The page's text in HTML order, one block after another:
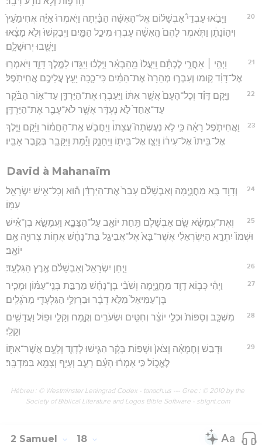
20
וַיָּבֹ֣אוּ עַבְדֵי֩ אַבְשָׁל֨וֹם אֶֽל־הָאִשָּׁ֜ה הַבַּ֗יְתָה וַיֹּֽאמְרוּ֙ אַיֵּ֗ה אֲחִימַ֙עַץ֙
וִיה֣וֹנָתָ֔ן וַתֹּ֤אמֶר לָהֶם֙ הָֽאִשָּׁ֔ה עָבְר֖וּ מִיכַ֣ל הַמָּ֑יִם וַיְבַקְשׁוּ֙ וְלֹ֣א מָצָ֔אוּ
וַיָּשֻׁ֖בוּ יְרוּשָׁלִָֽם׃
21
וַיְהִ֣י ׀ אַחֲרֵ֣י לֶכְתָּ֗ם וַֽיַּעֲלוּ֙ מֵֽהַבְּאֵ֔ר וַיֵּ֣לְכ֔וּ וַיַּגִּ֖דוּ לַמֶּ֣לֶךְ דָּוִ֑ד וַיֹּאמְר֣וּ
אֶל־דָּוִ֗ד ק֣וּמוּ וְעִבְר֤וּ מְהֵרָה֙ אֶת־הַמַּ֔יִם כִּי־כָ֛כָה יָעַ֥ץ עֲלֵיכֶ֖ם אֲחִיתֹֽפֶל׃
22
וַיָּ֣קָם דָּוִ֗ד וְכָל־הָעָם֙ אֲשֶׁ֣ר אִתּ֔וֹ וַיַּעַבְר֖וּ אֶת־הַיַּרְדֵּ֑ן עַד־א֣וֹר הַבֹּ֗קֶר
עַד־אַחַד֙ לֹ֣א נֶעְדָּ֔ר אֲשֶׁ֥ר לֹא־עָבַ֖ר אֶת־הַיַּרְדֵּֽן׃
23
וַאֲחִיתֹ֣פֶל רָאָ֗ה כִּ֣י לֹ֣א נֶעֶשְׂתָה֮ עֲצָתוֹ֒ וַיַּחֲבֹ֣שׁ אֶֽת־הַחֲמ֗וֹר וַיָּ֜קָם וַיֵּ֤לֶךְ
אֶל־בֵּיתוֹ֙ אֶל־עִיר֔וֹ וַיְצַ֥ו אֶל־בֵּית֖וֹ וַיֵּחָנַ֑ק וַיָּ֕מָת וַיִּקָּבֵ֖ר בְּקֶ֥בֶר אָבִֽיו׃
David à Mahanaïm
24
וְדָוִ֖ד בָּ֣א מַחֲנָ֑יְמָה וְאַבְשָׁלֹ֗ם עָבַר֙ אֶת־הַיַּרְדֵּ֔ן ה֕וּא וְכָל־אִ֥ישׁ יִשְׂרָאֵ֖ל
עִמּֽוֹ׃
25
וְאֶת־עֲמָשָׂ֗א שָׂ֧ם אַבְשָׁלֹ֛ם תַּ֥חַת יוֹאָ֖ב עַל־הַצָּבָ֑א וַעֲמָשָׂ֣א בֶן־אִ֗ישׁ
וּשְׁמוֹ֙ יִתְרָ֣א הַיִּשְׂרְאֵלִ֔י אֲשֶׁר־בָּא֙ אֶל־אֲבִיגַ֣ל בַּת־נָחָ֔שׁ אֲח֥וֹת צְרוּיָ֖ה אֵ֥ם
יוֹאָֽב׃
26 וַיִּ֤חַן יִשְׂרָאֵל֙ וְאַבְשָׁלֹ֔ם אֶ֖רֶץ הַגִּלְעָֽד׃
27
וַיְהִ֕י כְּב֥וֹא דָוִ֖ד מַחֲנָ֑יְמָה וְשֹׁבִ֨י בֶן־נָחָ֜שׁ מֵרַבַּ֣ת בְּנֵֽי־עַמּ֗וֹן וּמָכִ֤יר
בֶּן־עַמִּיאֵל֙ מִלֹּ֣א דְבָ֔ר וּבַרְזִלַּ֥י הַגִּלְעָדִ֖י מֵרֹגְלִֽים׃
28
מִשְׁכָּ֤ב וְסַפּוֹת֙ וּכְלִ֣י יוֹצֵ֔ר וְחִטִּ֥ים וּשְׂעֹרִ֖ים וְקֶ֣מַח וְקָלִ֑י וּפ֥וֹל וַעֲדָשִׁ֖ים
וְקָלִֽי׃
29
וּדְבַ֣שׁ וְחֶמְאָ֗ה וְצֹאן֙ וּשְׁפ֣וֹת בָּקָ֔ר הִגִּ֧ישׁוּ לְדָוִ֛ד וְלָעָ֥ם אֲשֶׁר־אִתּ֖וֹ
לֶאֱכ֑וֹל כִּ֣י אָמְר֔וּ הָעָ֗ם רָעֵ֛ב וְעָיֵ֥ף וְצָמֵ֖א בַּמִּדְבָּֽר׃
Hébreu : © Westminster Leningrad Codex - tanach.us --- Grec : © 2010 by the
Society of Biblical Literature and Logos Bible Software - sblgnt.com
2 Samuel 18